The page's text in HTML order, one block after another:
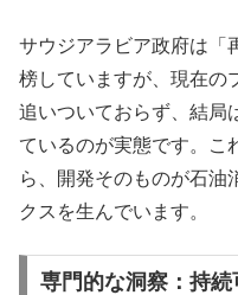
サウジアラビア政府は「
榜していますが、現在の
追いついておらず、結局
ているのが実態です。こ
ら、開発そのものが石油
クスを生んでいます。
専門的な洞察：持続